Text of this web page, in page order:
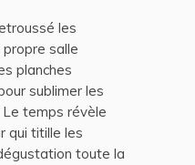
les
salle
planches
sublimer les
temps révèle
qui titille les
toute la